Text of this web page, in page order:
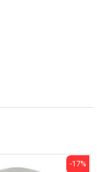
-17%